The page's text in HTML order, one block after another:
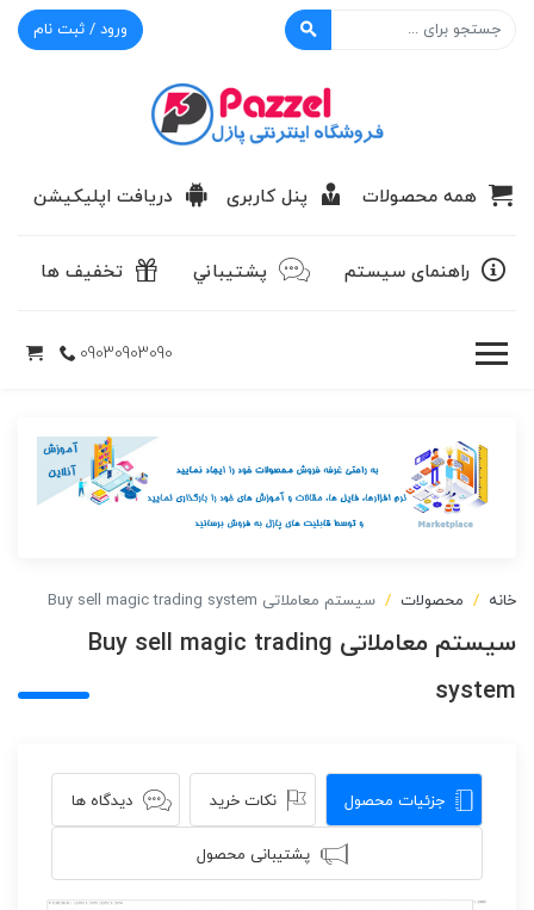
ورود / ثبت نام
همه محصولات پنل کاربری دریافت اپلیکیشن
راهنمای سیستم پشتيباني تخفیف ها
09030903090
خانه محصولات سیستم معاملاتی Buy sell magic trading system
سیستم معاملاتی Buy sell magic trading
system
جزئیات محصول نکات خرید دیدگاه ها
پشتیبانی محصول